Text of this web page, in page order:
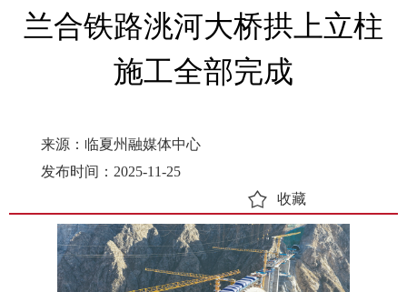
兰合铁路洮河大桥拱上立柱
施工全部完成
来源：临夏州融媒体中心
发布时间：2025-11-25
收藏